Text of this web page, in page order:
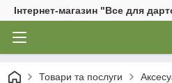
Інтернет-магазин "Все для
Товари та послуги